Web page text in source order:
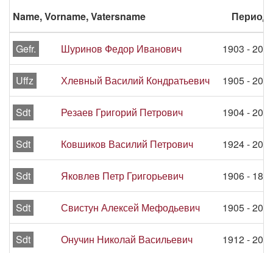
Name, Vorname, Vatersname
Период
Gefr. Шуринов Федор Иванович 1903 -
Uffz Хлевный Василий Кондратьевич 1905 -
Sdt Резаев Григорий Петрович 1904 -
Sdt Ковшиков Василий Петрович 1924 -
Sdt Яковлев Петр Григорьевич 1906 -
Sdt Свистун Алексей Мефодьевич 1905 -
Sdt Онучин Николай Васильевич 1912 -